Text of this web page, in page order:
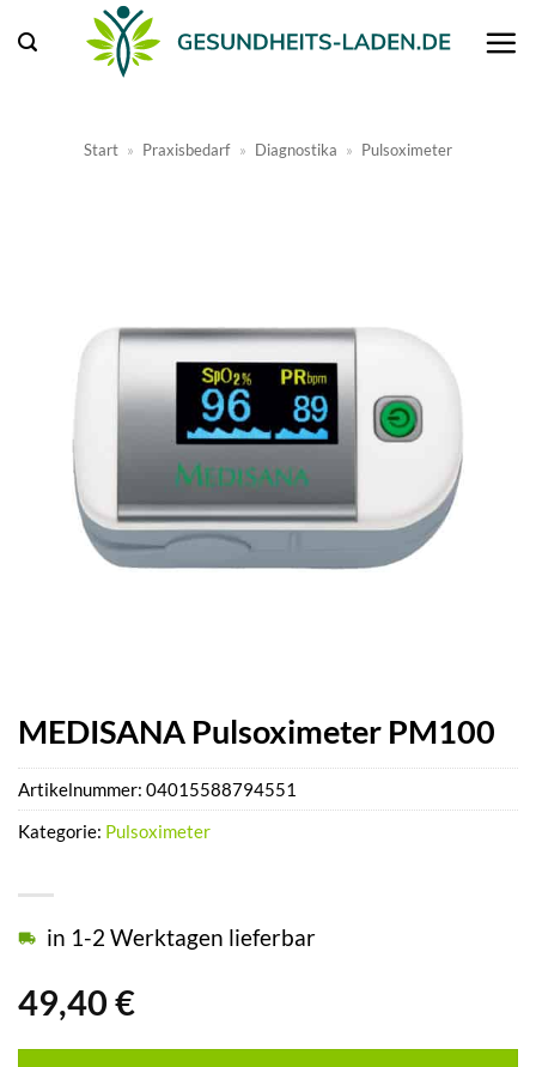
Inhalt
Start » Praxisbedarf » Diagnostika » Pulsoximeter
MEDISANA Pulsoximeter PM100
49,40 €
in 1-2 Werktagen lieferbar
Artikelnummer: 04015588794551
Kategorie: Pulsoximeter